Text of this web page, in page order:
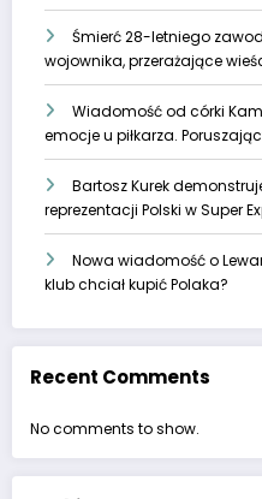
Śmierć 28-letniego
wojownika, przerażające
Wiadomość od córki
emocje u piłkarza.
Bartosz Kurek
reprezentacji Polski w Super
Nowa wiadomość o
klub chciał kupić Polaka?
Recent Comments
No comments to show.